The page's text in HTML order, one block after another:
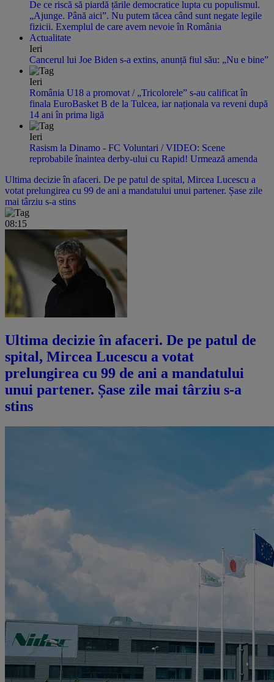
De ce riscă să piardă țările democratice lupta cu populismul.
„Ajunge. Până aici”. Nu putem tăcea când sunt negate legile
fizicii. Exemplul de care avem nevoie în România
Actualitate
Ieri
Cancerul lui Joe Biden s-a extins, anunță fiul său: „Nu e bine”
Ieri
România U18 a promovat / „Tricolorele” s-au calificat în
finala EuroBasket B de la Tulcea, iar naționala va reveni după
14 ani în prima ligă
Ieri
Rasism la Dinamo - FC Voluntari / VIDEO: Scene
reprobabile înaintea derby-ului cu Rapid! Urmează amenda
Ultima decizie în afaceri. De pe patul de spital, Mircea Lucescu a
votat prelungirea cu 99 de ani a mandatului unui partener. Șase zile
mai târziu s-a stins
08:15
Ultima decizie în afaceri. De pe patul de
spital, Mircea Lucescu a votat
prelungirea cu 99 de ani a mandatului
unui partener. Șase zile mai târziu s-a
stins